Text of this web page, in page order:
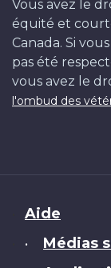
Vous avez le
équité et
Canada. Si
pas été
vous avez le
l'ombud des
Brand
Aide
• Médias